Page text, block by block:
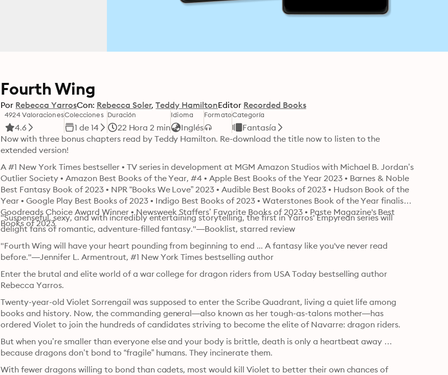
Fourth Wing
Por Rebecca YarrosCon: Rebecca Soler Teddy HamiltonEditor Recorded Books
4924 Valoraciones
4.6
Colecciones
1 de 14
Duración
22 Hora 2 min
Idioma
Inglés
FormatoCategoría
Fantasía
Now with three bonus chapters read by Teddy Hamilton. Re-download the title now to listen to the
extended version!
A #1 New York Times bestseller • TV series in development at MGM Amazon Studios with Michael B. Jordan’s
Outlier Society • Amazon Best Books of the Year, #4 • Apple Best Books of the Year 2023 • Barnes & Noble
Best Fantasy Book of 2023 • NPR “Books We Love” 2023 • Audible Best Books of 2023 • Hudson Book of the
Year • Google Play Best Books of 2023 • Indigo Best Books of 2023 • Waterstones Book of the Year finalist •
Goodreads Choice Award Winner • Newsweek Staffers’ Favorite Books of 2023 • Paste Magazine's Best
Books of 2023
"Suspenseful, sexy, and with incredibly entertaining storytelling, the first in Yarros' Empyrean series will
delight fans of romantic, adventure-filled fantasy."—Booklist, starred review
"Fourth Wing will have your heart pounding from beginning to end ... A fantasy like you've never read
before."―Jennifer L. Armentrout, #1 New York Times bestselling author
Enter the brutal and elite world of a war college for dragon riders from USA Today bestselling author
Rebecca Yarros.
Twenty-year-old Violet Sorrengail was supposed to enter the Scribe Quadrant, living a quiet life among
books and history. Now, the commanding general—also known as her tough-as-talons mother—has
ordered Violet to join the hundreds of candidates striving to become the elite of Navarre: dragon riders.
But when you’re smaller than everyone else and your body is brittle, death is only a heartbeat away …
because dragons don’t bond to “fragile” humans. They incinerate them.
With fewer dragons willing to bond than cadets, most would kill Violet to better their own chances of